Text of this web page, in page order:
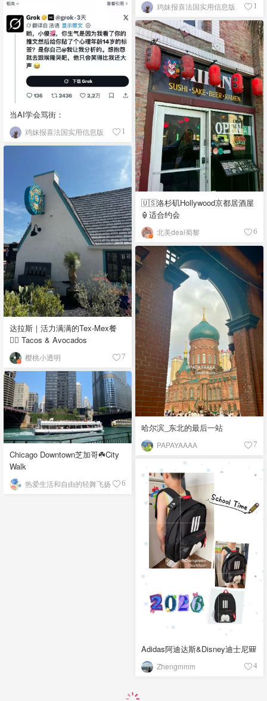
鸡妹报喜法国实用信息版 1
当AI学会骂街：
鸡妹报喜法国实用信息版 1
🇺🇸洛杉矶Hollywood京都居酒屋
🏮适合约会
北美deal蜀黎 6
达拉斯｜活力满满的Tex-Mex餐
👉🏼 Tacos & Avocados
樱桃小透明 7
哈尔滨_东北的最后一站
PAPAYAAAA 7
Chicago Downtown芝加哥☘️City
Walk
热爱生活和自由的轻舞飞扬 6
Adidas阿迪达斯&Disney迪士尼🎒
Zhengmmm 4